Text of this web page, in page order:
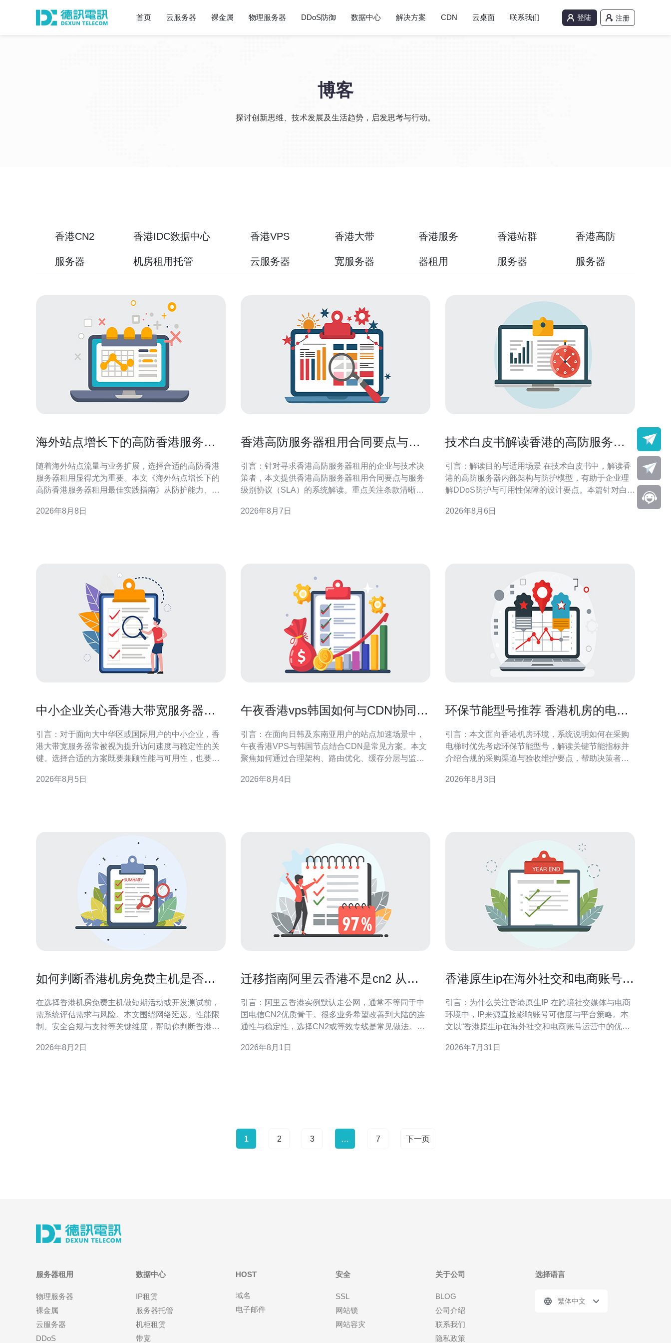
首页 云服务器 裸金属 物理服务器 DDoS防御 数据中心 解决方案 CDN 云桌面 联系我们 登陆 注册
博客
探讨创新思维、技术发展及生活趋势，启发思考与行动。
香港CN2
服务器
香港IDC数据中心
机房租用托管
香港VPS
云服务器
香港大带
宽服务器
香港服务
器租用
香港站群
服务器
香港高防
服务器
海外站点增长下的高防香港服务器
随着海外站点流量与业务扩展，选择合适的高防香港
服务器租用显得尤为重要。本文《海外站点增长下的
高防香港服务器租用最佳实践指南》从防护能力、网
助企业在海外布局时兼顾可用性、安全性与成本效
2026年8月8日
香港高防服务器租用合同要点与服
引言：针对寻求香港高防服务器租用的企业与技术决
策者，本文提供香港高防服务器租用合同要点与服务
级别协议（SLA）的系统解读。重点关注条款清晰
全与运营风险并优化供应商管理流程。 合同主体与法
2026年8月7日
技术白皮书解读香港的高防服务器
引言：解读目的与适用场景 在技术白皮书中，解读香
港的高防服务器内部架构与防护模型，有助于企业理
解DDoS防护与可用性保障的设计要点。本篇针对白皮
路由策略与运维流程，便于安全、网络及产品团队快
2026年8月6日
中小企业关心香港大带宽服务器有
引言：对于面向大中华区或国际用户的中小企业，香
港大带宽服务器常被视为提升访问速度与稳定性的关
键。选择合适的方案既要兼顾性能与可用性，也要控
器有哪些省钱又实用的方案”展开，提供可落地的技术
2026年8月5日
午夜香港vps韩国如何与CDN协同提
引言：在面向日韩及东南亚用户的站点加速场景中，
午夜香港VPS与韩国节点结合CDN是常见方案。本文
聚焦如何通过合理架构、路由优化、缓存分层与监控
求，给出可落地的实施方向与注意事项，适配站长与
2026年8月4日
环保节能型号推荐 香港机房的电梯
引言：本文面向香港机房环境，系统说明如何在采购
电梯时优先考虑环保节能型号，解读关键节能指标并
介绍合规的采购渠道与验收维护要点，帮助决策者实
港机房对电梯的需求侧重于连续运行、温控可靠与空
2026年8月3日
如何判断香港机房免费主机是否适
在选择香港机房免费主机做短期活动或开发测试前，
需系统评估需求与风险。本文围绕网络延迟、性能限
制、安全合规与支持等关键维度，帮助你判断香港机
决策和风险控制。 评估需求与使用场景 明确使用场景
2026年8月2日
迁移指南阿里云香港不是cn2 从普
引言：阿里云香港实例默认走公网，通常不等同于中
国电信CN2优质骨干。很多业务希望改善到大陆的连
通性与稳定性，选择CN2或等效专线是常见做法。本
顾可控风险与可观提升。 理解CN2与普通公网的差异
2026年8月1日
香港原生ip在海外社交和电商账号运
引言：为什么关注香港原生IP 在跨境社交媒体与电商
环境中，IP来源直接影响账号可信度与平台策略。本
文以“香港原生ip在海外社交和电商账号运营中的优势
具体贡献，帮助市场与运营团队做出更具针对性的IP
2026年7月31日
1 2 3 … 7 下一页
服务器租用
物理服务器
裸金属
云服务器
DDoS
数据中心
IP租赁
服务器托管
机柜租赁
带宽
HOST
域名
电子邮件
安全
SSL
网站锁
网站容灾
关于公司
BLOG
公司介绍
联系我们
隐私政策
选择语言
繁体中文